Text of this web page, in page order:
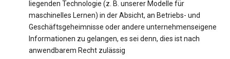
liegenden Technologie (z. B. unserer Modelle für
maschinelles Lernen) in der Absicht, an Betriebs- und
Geschäftsgeheimnisse oder andere unternehmenseigene
Informationen zu gelangen, es sei denn, dies ist nach
anwendbarem Recht zulässig